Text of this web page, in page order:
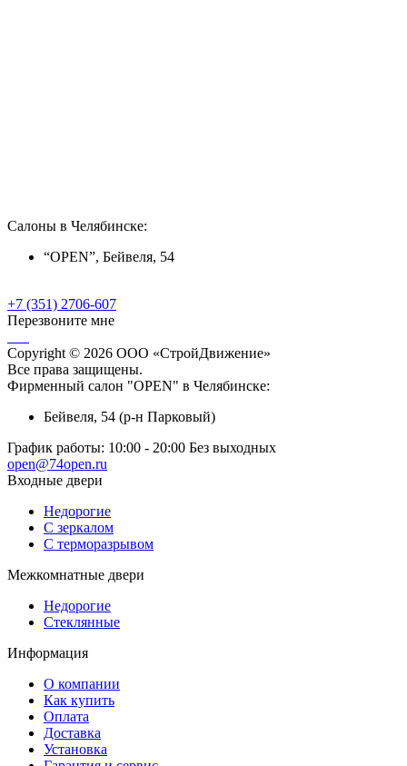
Салоны в Челябинске:
“OPEN”, Бейвеля, 54
+7 (351) 2706-607
Перезвоните мне
Copyright © 2026 ООО «СтройДвижение»
Все права защищены.
Фирменный салон "OPEN" в Челябинске:
Бейвеля, 54 (р-н Парковый)
График работы: 10:00 - 20:00 Без выходных
open@74open.ru
Входные двери
Недорогие
С зеркалом
С терморазрывом
Межкомнатные двери
Недорогие
Стеклянные
Информация
О компании
Как купить
Оплата
Доставка
Установка